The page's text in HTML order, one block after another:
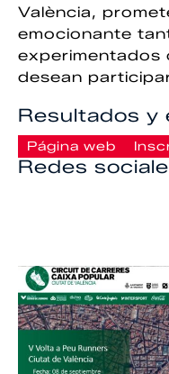
València,
emocionante
experimentados
desean
Resultados y
Página web
Redes